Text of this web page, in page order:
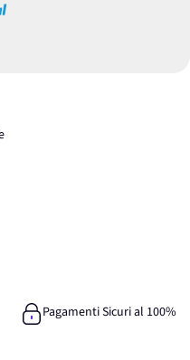
Pagamenti Sicuri al 100%